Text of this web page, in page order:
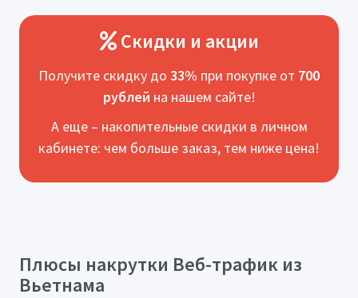
Скидки и акции
Получите скидку до 33% при покупке от 700
рублей на нашем сайте!
А еще – накопительные скидки в личном
кабинете: чем больше заказ, тем ниже цена!
Плюсы накрутки Веб-трафик из
Вьетнама